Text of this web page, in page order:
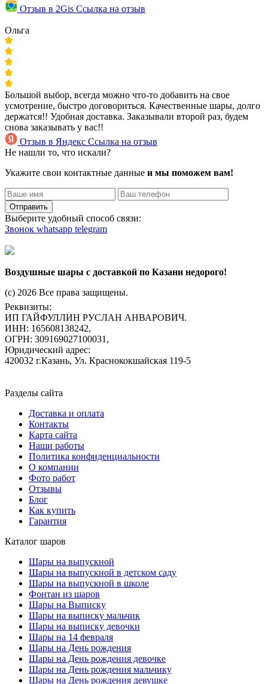
Отзыв в 2Gis Ссылка на отзыв
Ольга
Большой выбор, всегда можно что-то добавить на свое
усмотрение, быстро договориться. Качественные шары, долго
держатся!! Удобная доставка. Заказывали второй раз, будем
снова заказывать у вас!!
Отзыв в Яндекс Ссылка на отзыв
Не нашли то, что искали?
Укажите свои контактные данные и мы поможем вам!
Отправить
Выберите удобный способ связи:
Звонок whatsapp telegram
Воздушные шары с доставкой по Казани недорого!
(c) 2026 Все права защищены.
Реквизиты:
ИП ГАЙФУЛЛИН РУСЛАН АНВАРОВИЧ.
ИНН: 165608138242,
ОГРН: 309169027100031,
Юридический адрес:
420032 г.Казань, Ул. Краснококшайская 119-5
Разделы сайта
Доставка и оплата
Контакты
Карта сайта
Наши работы
Политика конфиденциальности
О компании
Фото работ
Отзывы
Блог
Как купить
Гарантия
Каталог шаров
Шары на выпускной
Шары на выпускной в детском саду
Шары на выпускной в школе
Фонтан из шаров
Шары на Выписку
Шары на выписку мальчик
Шары на выписку девочки
Шары на 14 февраля
Шары на День рождения
Шары на День рождения девочке
Шары на День рождения мальчику
Шары на День рождения девушке